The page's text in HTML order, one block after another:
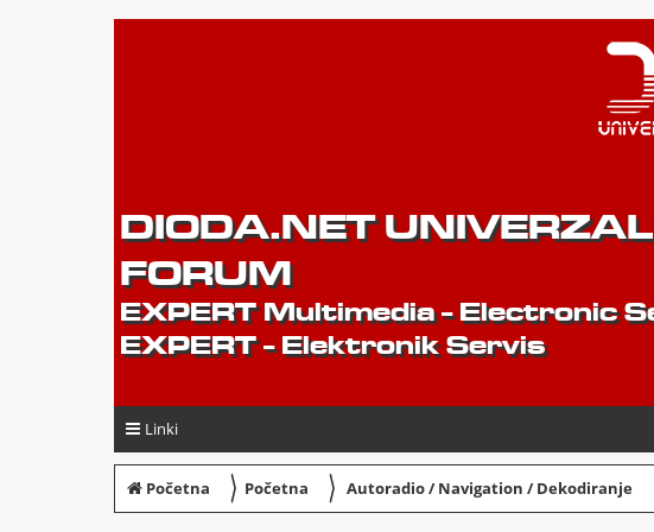
DIODA.NET
FORUM
EXPERT Multimedia - Electronic
EXPERT - Elektronik Servis
Linki
Početna 〉 Početna 〉 Autoradio / Navigation / Dekodiranje